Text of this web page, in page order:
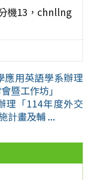
機13，chnllng
應用英語學系辦理
暨工作坊」
理「114年度外交
計畫及輔 ...